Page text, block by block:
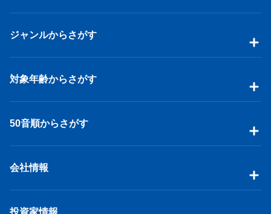
ジャンルからさがす
対象年齢からさがす
50音順からさがす
会社情報
投資家情報